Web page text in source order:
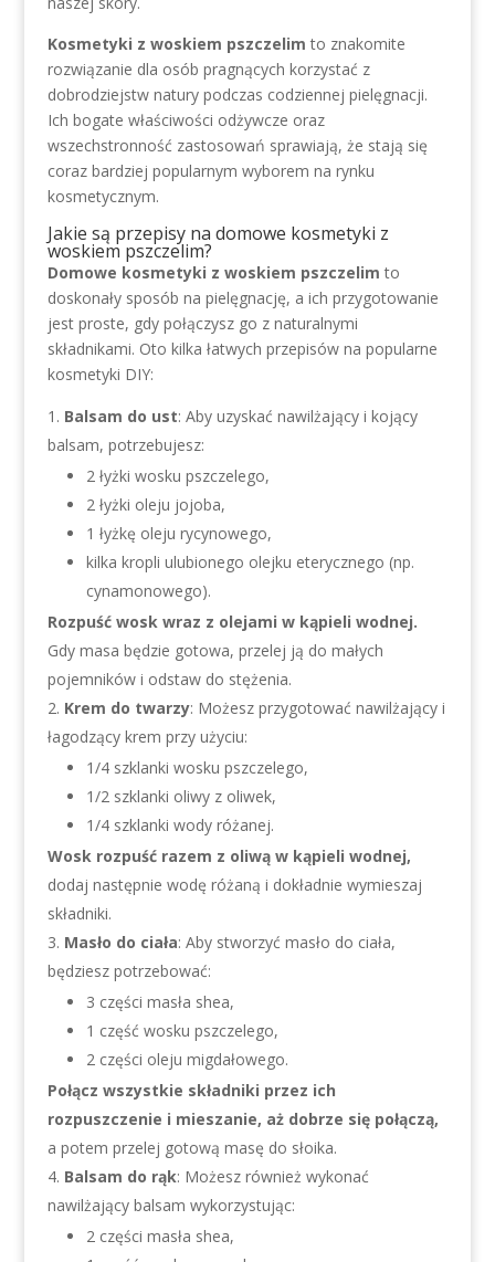
Kosmetyki z woskiem pszczelim to znakomite
rozwiązanie dla osób pragnących korzystać z
dobrodziejstw natury podczas codziennej pielęgnacji.
Ich bogate właściwości odżywcze oraz
wszechstronność zastosowań sprawiają, że stają się
coraz bardziej popularnym wyborem na rynku
kosmetycznym.
Jakie są przepisy na domowe kosmetyki z
woskiem pszczelim?
Domowe kosmetyki z woskiem pszczelim to
doskonały sposób na pielęgnację, a ich przygotowanie
jest proste, gdy połączysz go z naturalnymi
składnikami. Oto kilka łatwych przepisów na popularne
kosmetyki DIY:
Balsam do ust: Aby uzyskać nawilżający i kojący
balsam, potrzebujesz:
2 łyżki wosku pszczelego,
2 łyżki oleju jojoba,
1 łyżkę oleju rycynowego,
kilka kropli ulubionego olejku eterycznego (np.
cynamonowego).
Rozpuść wosk wraz z olejami w kąpieli wodnej.
Gdy masa będzie gotowa, przelej ją do małych
pojemników i odstaw do stężenia.
Krem do twarzy: Możesz przygotować nawilżający i
łagodzący krem przy użyciu:
1/4 szklanki wosku pszczelego,
1/2 szklanki oliwy z oliwek,
1/4 szklanki wody różanej.
Wosk rozpuść razem z oliwą w kąpieli wodnej,
dodaj następnie wodę różaną i dokładnie wymieszaj
składniki.
Masło do ciała: Aby stworzyć masło do ciała,
będziesz potrzebować:
3 części masła shea,
1 część wosku pszczelego,
2 części oleju migdałowego.
Połącz wszystkie składniki przez ich
rozpuszczenie i mieszanie, aż dobrze się połączą,
a potem przelej gotową masę do słoika.
Balsam do rąk: Możesz również wykonać
nawilżający balsam wykorzystując:
2 części masła shea,